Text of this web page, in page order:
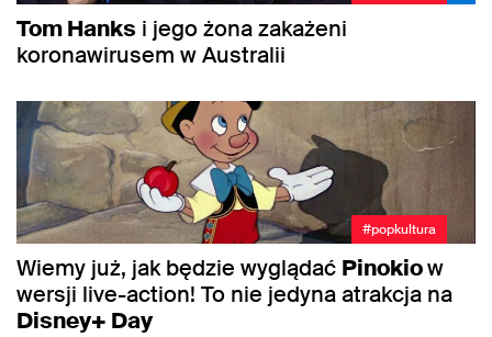
Tom Hanks i jego żona zakażeni
koronawirusem w Australii
#popkultura
Wiemy już, jak będzie wyglądać Pinokiow
wersji live-action! To nie jedyna atrakcja na
Disney+ Day